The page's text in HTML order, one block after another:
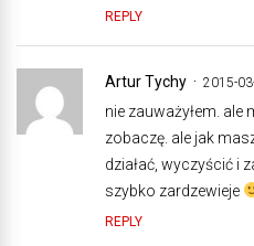
REPLY
Artur Tychy 2015-
nie zauważyłem. ale
zobaczę. ale jak
działać, wyczyścić i
szybko zardzewieje
REPLY